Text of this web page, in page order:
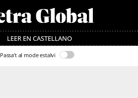
LEER EN CASTELLANO
Passa’t al mode estalvi